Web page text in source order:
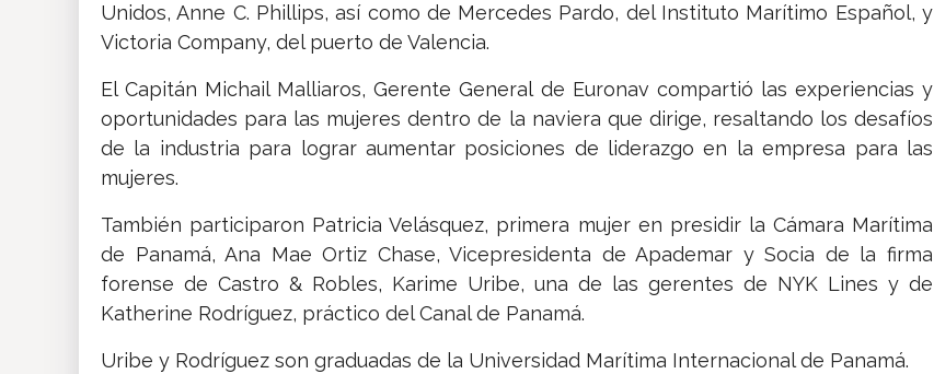
Unidos, Anne C. Phillips, así como de Mercedes Pardo, del Instituto Marítimo Español, y
Victoria Company, del puerto de Valencia.
El Capitán Michail Malliaros, Gerente General de Euronav compartió las experiencias y
oportunidades para las mujeres dentro de la naviera que dirige, resaltando los desafíos
de la industria para lograr aumentar posiciones de liderazgo en la empresa para las
mujeres.
También participaron Patricia Velásquez, primera mujer en presidir la Cámara Marítima
de Panamá, Ana Mae Ortiz Chase, Vicepresidenta de Apademar y Socia de la firma
forense de Castro & Robles, Karime Uribe, una de las gerentes de NYK Lines y de
Katherine Rodríguez, práctico del Canal de Panamá.
Uribe y Rodríguez son graduadas de la Universidad Marítima Internacional de Panamá.